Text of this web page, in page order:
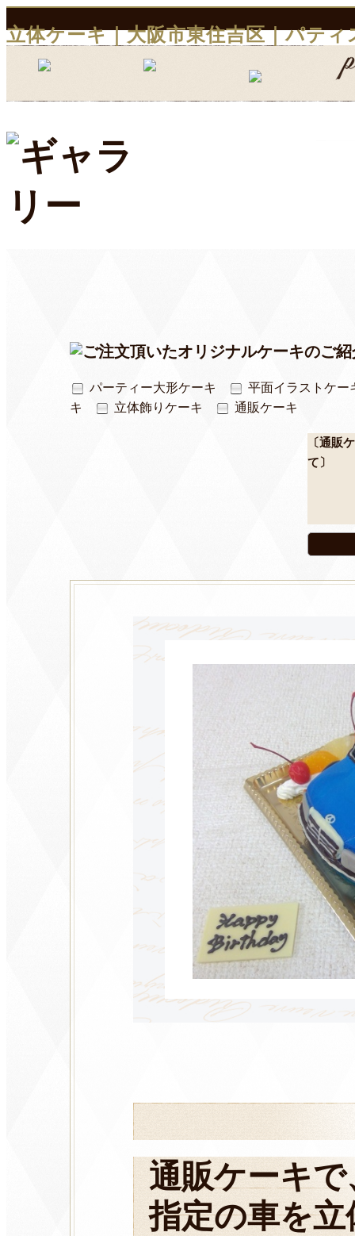
立体ケーキ｜大阪市東住吉区｜パティ
パーティー大形ケーキ
平面イラストケー
キ
立体飾りケーキ 通販ケーキ
〔通販
て〕
通販ケーキで
指定の車を立